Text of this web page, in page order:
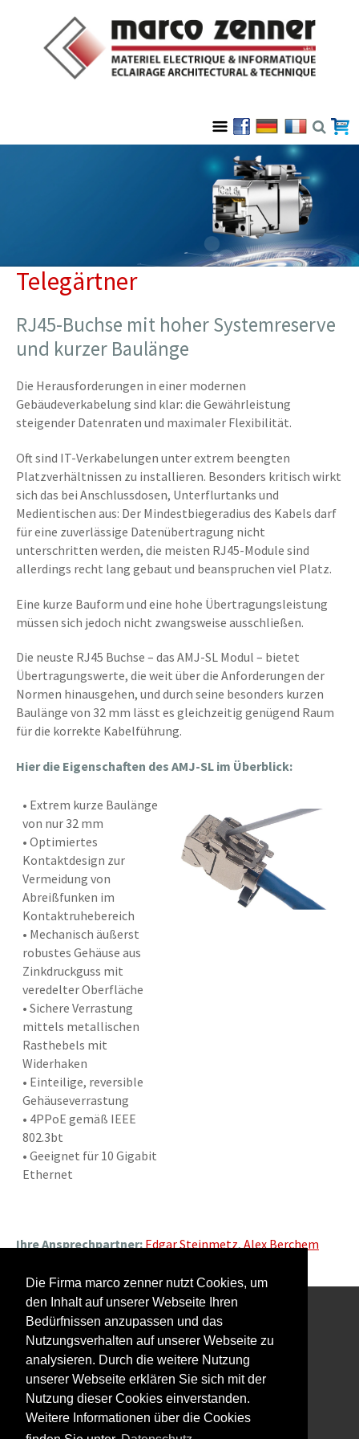
Die Firma marco zenner nutzt Cookies, um
den Inhalt auf unserer Webseite Ihren
Bedürfnissen anzupassen und das
Nutzungsverhalten auf unserer Webseite zu
analysieren. Durch die weitere Nutzung
unserer Webseite erklären Sie sich mit der
Nutzung dieser Cookies einverstanden.
Weitere Informationen über die Cookies
Telegärtner
RJ45-Buchse mit hoher Systemreserve
und kurzer Baulänge
Die Herausforderungen in einer modernen
Gebäudeverkabelung sind klar: die Gewährleistung
steigender Datenraten und maximaler Flexibilität.
Oft sind IT-Verkabelungen unter extrem beengten
Platzverhältnissen zu installieren. Besonders kritisch wirkt
sich das bei Anschlussdosen, Unterflurtanks und
Medientischen aus: Der Mindestbiegeradius des Kabels darf
für eine zuverlässige Datenübertragung nicht
unterschritten werden, die meisten RJ45-Module sind
allerdings recht lang gebaut und beanspruchen viel Platz.
Eine kurze Bauform und eine hohe Übertragungsleistung
müssen sich jedoch nicht zwangsweise ausschließen.
Die neuste RJ45 Buchse – das AMJ-SL Modul – bietet
Übertragungswerte, die weit über die Anforderungen der
Normen hinausgehen, und durch seine besonders kurzen
Baulänge von 32 mm lässt es gleichzeitig genügend Raum
für die korrekte Kabelführung.
Hier die Eigenschaften des AMJ-SL im Überblick:
• Extrem kurze Baulänge
von nur 32 mm
• Optimiertes
Kontaktdesign zur
Vermeidung von
Abreißfunken im
Kontaktruhebereich
• Mechanisch äußerst
robustes Gehäuse aus
Zinkdruckguss mit
veredelter Oberfläche
• Sichere Verrastung
mittels metallischen
Rasthebels mit
Widerhaken
• Einteilige, reversible
Gehäuseverrastung
• 4PPoE gemäß IEEE
802.3bt
• Geeignet für 10 Gigabit
Ethernet
Ihre Ansprechpartner: Edgar Steinmetz, Alex Berchem
Interessiert an unserem Newsletter?
Impressum